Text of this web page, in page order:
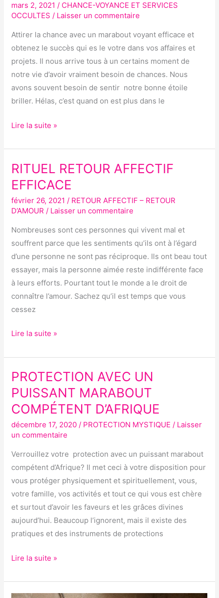
mars 2, 2021/ CHANCE-VOYANCE ET SERVICES
OCCULTES / Laisser un commentaire
Attirer la chance avec un marabout voyant efficace et
obtenez le succès qui es le votre dans vos affaires et
projets. Il nous arrive tous à un certains moment de
notre vie d’avoir vraiment besoin de chances. Nous
avons souvent besoin de sentir notre bonne étoile
briller. Hélas, c’est quand on est plus dans le
LE
MARABOUT
VOYANT
EFFICACE
DU
BENIN
Lire la suite »
RITUEL RETOUR AFFECTIF
EFFICACE
février 26, 2021 / RETOUR AFFECTIF – RETOUR
D’AMOUR / Laisser un commentaire
Nombreuses sont ces personnes qui vivent mal et
souffrent parce que les sentiments qu’ils ont à l’égard
d’une personne ne sont pas réciproque. Ils ont beau tout
essayer, mais la personne aimée reste indifférente face
à leurs efforts. Pourtant tout le monde a le droit de
connaître l’amour. Sachez qu’il est temps que vous
cessez
RITUEL
RETOUR
AFFECTIF
EFFICACE
Lire la suite »
PROTECTION AVEC UN
PUISSANT MARABOUT
COMPÉTENT D’AFRIQUE
décembre 17, 2020/ PROTECTION MYSTIQUE / Laisser
un commentaire
Verrouillez votre protection avec un puissant marabout
compétent d’Afrique? Il met ceci à votre disposition pour
vous protéger physiquement et spirituellement, vous,
votre famille, vos activités et tout ce qui vous est chère
et surtout d’avoir les faveurs et les grâces divines
aujourd’hui. Beaucoup l’ignorent, mais il existe des
pratiques et des instruments de protections
PROTECTION
AVEC
PUISSANT
MARABOUT
COMPÉTENT
D’AFRIQUE
Lire la suite »